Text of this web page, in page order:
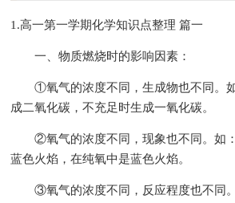
1.高一第一学期化学知识点整理 篇一
一、物质燃烧时的影响因素：
①氧气的浓度不同，生成物也不同。如
成二氧化碳，不充足时生成一氧化碳。
②氧气的浓度不同，现象也不同。如：
蓝色火焰，在纯氧中是蓝色火焰。
③氧气的浓度不同，反应程度也不同。